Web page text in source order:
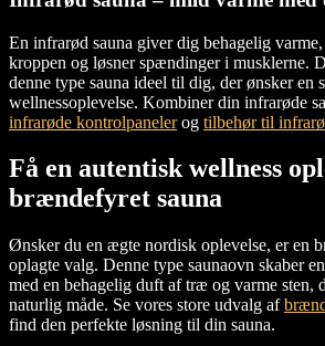
En infrarød sauna giver dig behagelig
kroppen og løsner spændinger i musklerne.
denne type sauna ideel til dig, der ønsker en
wellnessoplevelse. Kombiner din infrarøde
infrarøde kontrolpanelerog tilbehør til
Få en autentisk wellness
brændefyret sauna
Ønsker du en ægte nordisk oplevelse, er en
oplagte valg. Denne type saunaovn skaber
med en behagelig duft af træ og varme sten,
naturlig måde. Se vores store udvalg af
find den perfekte løsning til din sauna.